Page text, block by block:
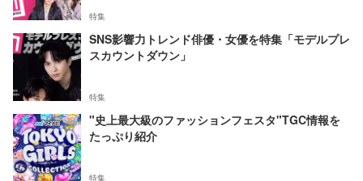
特集
SNS影響力トレンド俳優・女優を特集「モデルプレ
スカウントダウン」
特集
"史上最大級のファッションフェスタ"TGC情報を
たっぷり紹介
特集